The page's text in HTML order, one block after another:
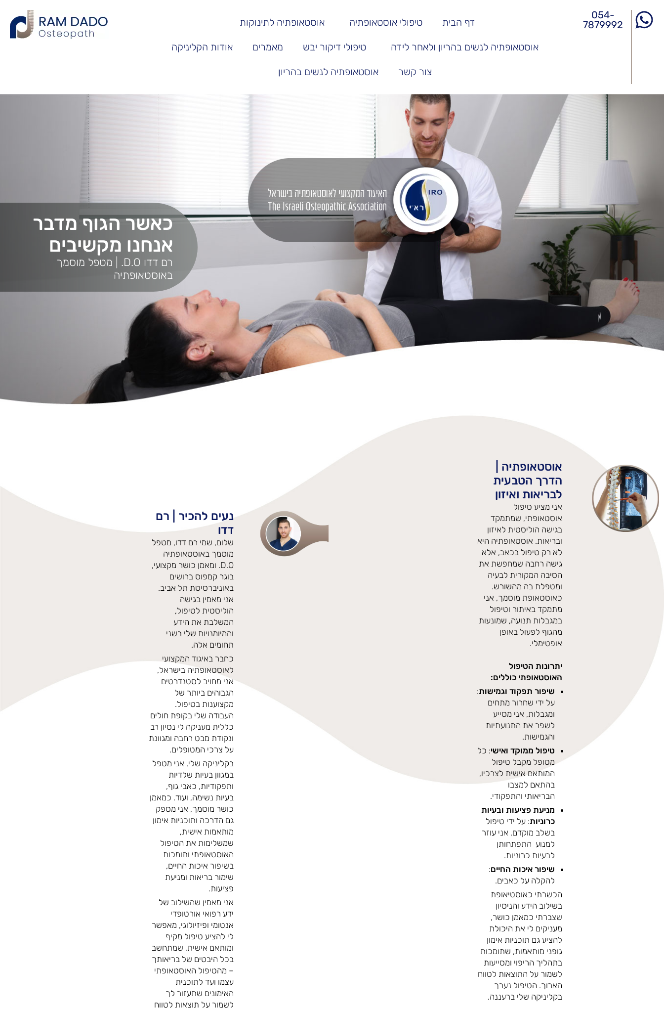
054-
7879992
דף הבית טיפולי אוסטאופתיה אוסטאופתיה לתינוקות
אוסטאופתיה לנשים בהריון ולאחר לידה טיפולי דיקור יבש מאמרים אודות הקליניקה
צור קשר אוסטאופתיה לנשים בהריון
כאשר הגוף מדבר
אנחנו מקשיבים
רם דדו D.O. | מטפל מוסמך
באוסטאופתיה
אוסטאופתיה |
הדרך הטבעית
לבריאות ואיזון
אני מציע טיפול
אוסטאופתי, שמתמקד
בגישה הוליסטית לאיזון
ובריאות. אוסטאופתיה היא
לא רק טיפול בכאב, אלא
גישה רחבה שמחפשת את
הסיבה המקורית לבעיה
ומטפלת בה מהשורש.
כאוסטאופת מוסמך, אני
מתמקד באיתור וטיפול
במגבלות תנועה, שמונעות
מהגוף לפעול באופן
אופטימלי.
יתרונות הטיפול
האוסטאופתי כוללים:
שיפור תפקוד וגמישות:
על ידי שחרור מתחים
ומגבלות, אני מסייע
לשפר את התנועתיות
והגמישות.
טיפול ממוקד ואישי: כל
מטופל מקבל טיפול
המותאם אישית לצרכיו,
בהתאם למצבו
הבריאותי והתפקודי.
מניעת פציעות ובעיות
כרוניות: על ידי טיפול
בשלב מוקדם, אני עוזר
למנוע התפתחותן
לבעיות כרוניות.
שיפור איכות החיים:
להקלה על כאבים.
הכשרתי כאוסטיאופת
בשילוב הידע והניסיון
שצברתי כמאמן כושר,
מעניקים לי את היכולת
להציע גם תוכניות אימון
גופני מותאמות, שתומכות
בתהליך הריפוי ומסייעות
לשמור על התוצאות לטווח
הארוך. הטיפול נערך
בקליניקה שלי ברעננה.
נעים להכיר | רם
דדו
שלום, שמי רם דדו, מטפל
מוסמך באוסטאופתיה
D.O. ומאמן כושר מקצועי,
בוגר קמפוס ברושים
באוניברסיטת תל אביב.
אני מאמין בגישה
הוליסטית לטיפול,
המשלבת את הידע
והמיומנויות שלי בשני
תחומים אלה.
כחבר באיגוד המקצועי
לאוסטאופתיה בישראל,
אני מחויב לסטנדרטים
הגבוהים ביותר של
מקצוענות בטיפול.
העבודה שלי בקופת חולים
כללית מעניקה לי נסיון רב
ונקודת מבט רחבה ומגוונת
על צרכי המטופלים.
בקליניקה שלי, אני מטפל
במגוון בעיות שלדיות
ותפקודיות, כאבי גוף,
בעיות נשימה, ועוד. כמאמן
כושר מוסמך, אני מספק
גם הדרכה ותוכניות אימון
מותאמות אישית,
שמשלימות את הטיפול
האוסטאופתי ותומכות
בשיפור איכות החיים,
שימור בריאות ומניעת
פציעות.
אני מאמין שהשילוב של
ידע רפואי אורטופדי
אנטומי ופיזיולוגי, מאפשר
לי להציע טיפול מקיף
ומותאם אישית, שמתחשב
בכל היבטים של בריאותך
– מהטיפול האוסטאופתי
עצמו ועד לתוכנית
האימונים שתעזור לך
לשמור על תוצאות לטווח